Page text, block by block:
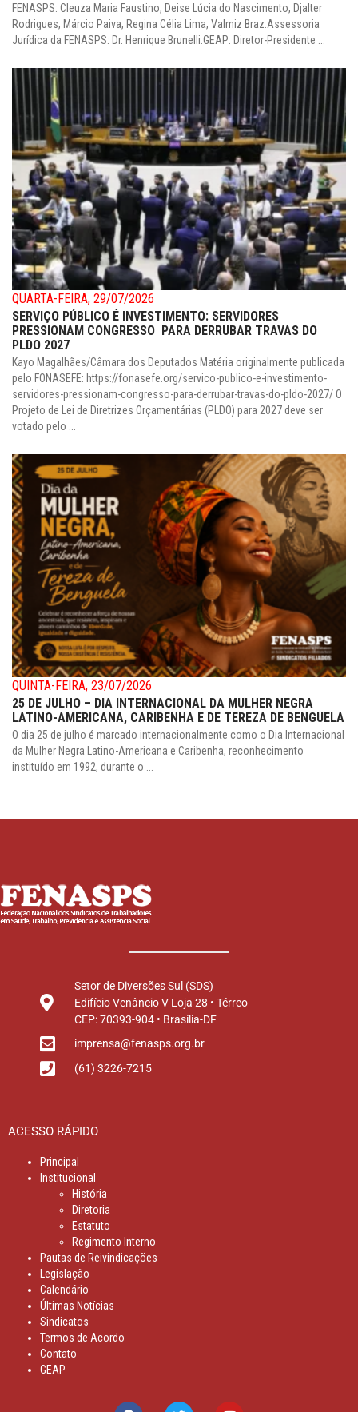
FENASPS: Cleuza Maria Faustino, Deise Lúcia do Nascimento, Djalter
Rodrigues, Márcio Paiva, Regina Célia Lima, Valmiz Braz.Assessoria
Jurídica da FENASPS: Dr. Henrique Brunelli.GEAP: Diretor-Presidente ...
QUARTA-FEIRA, 29/07/2026
SERVIÇO PÚBLICO É INVESTIMENTO: SERVIDORES
PRESSIONAM CONGRESSO PARA DERRUBAR TRAVAS DO
PLDO 2027
Kayo Magalhães/Câmara dos Deputados Matéria originalmente publicada
pelo FONASEFE: https://fonasefe.org/servico-publico-e-investimento-
servidores-pressionam-congresso-para-derrubar-travas-do-pldo-2027/ O
Projeto de Lei de Diretrizes Orçamentárias (PLDO) para 2027 deve ser
votado pelo ...
QUINTA-FEIRA, 23/07/2026
25 DE JULHO – DIA INTERNACIONAL DA MULHER NEGRA
LATINO-AMERICANA, CARIBENHA E DE TEREZA DE BENGUELA
O dia 25 de julho é marcado internacionalmente como o Dia Internacional
da Mulher Negra Latino-Americana e Caribenha, reconhecimento
instituído em 1992, durante o ...
Setor de Diversões Sul (SDS)
Edifício Venâncio V Loja 28 • Térreo
CEP: 70393-904 • Brasília-DF
imprensa@fenasps.org.br
(61) 3226-7215
ACESSO RÁPIDO
Principal
Institucional
História
Diretoria
Estatuto
Regimento Interno
Pautas de Reivindicações
Legislação
Calendário
Últimas Notícias
Sindicatos
Termos de Acordo
Contato
GEAP